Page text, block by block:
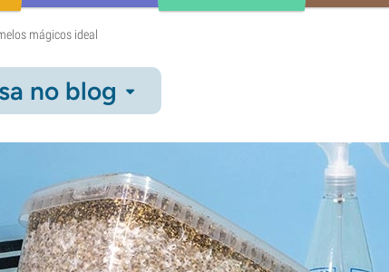
mágicos ideal
no blog